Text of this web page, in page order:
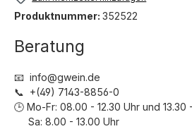
Produktnummer: 352522
Beratung
📧 info@gwein.de
📞 +(49) 7143-8856-0
🕒 Mo-Fr: 08.00 - 12.30 Uhr und
Sa: 8.00 - 13.00 Uhr